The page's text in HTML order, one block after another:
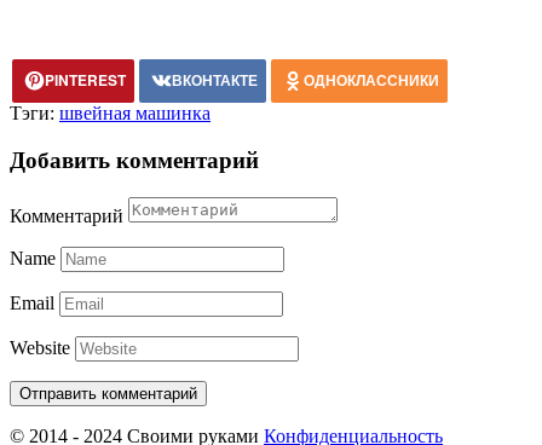
PINTEREST ВКОНТАКТЕ ОДНОКЛАССНИКИ
Тэги: швейная машинка
Добавить комментарий
Комментарий
Name
Email
Website
© 2014 - 2024 Своими руками Конфиденциальность